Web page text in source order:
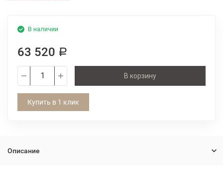
В наличии
63 520 Р
В корзину
Купить в 1 клик
Описание